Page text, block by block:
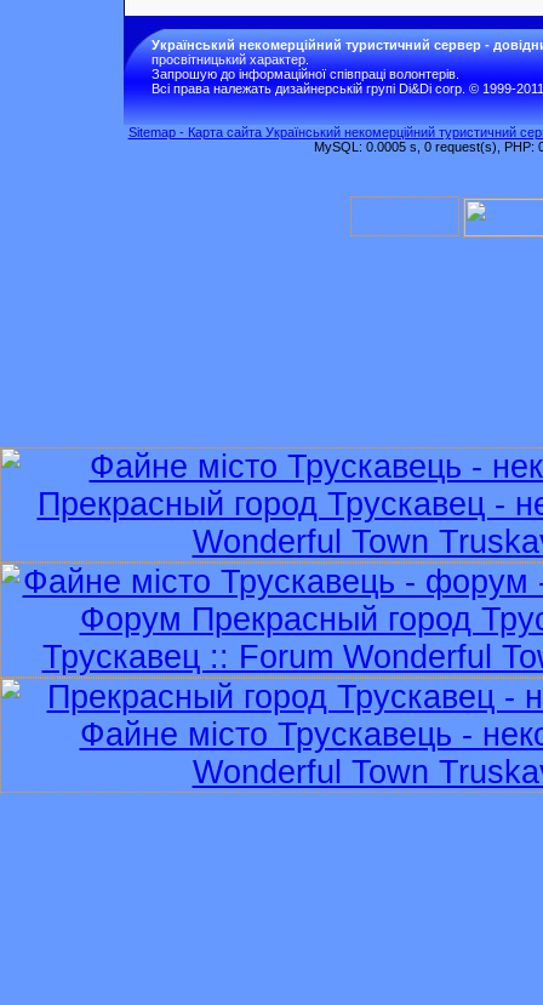
Український некомерційний туристичний сервер -
просвітницький характер.
Запрошую до інформаційної співпраці волонтерів.
Всі права належать дизайнерській групі Di&Di corp. © 1999-2011
Sitemap - Карта сайта Український некомерційний туристичний
MySQL: 0.0005 s, 0 request(s), PHP: